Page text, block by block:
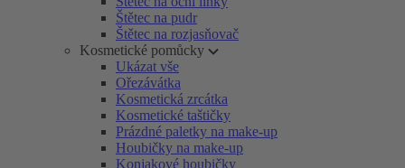
Štětec na pudr
Štětec na rozjasňovač
Kosmetické pomůcky
Ukázat vše
Ořezávátka
Kosmetická zrcátka
Kosmetické taštičky
Prázdné paletky na make-up
Houbičky na make-up
Konjakové houbičky